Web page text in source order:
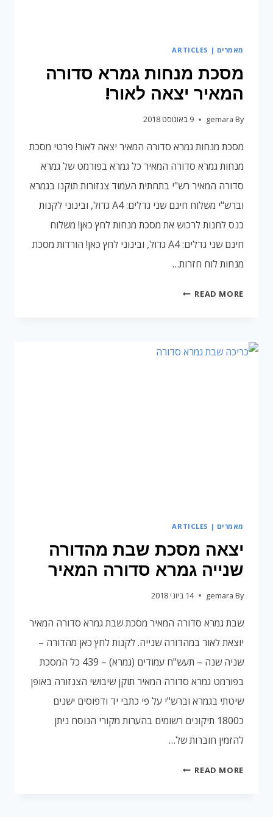
מאמרים | ARTICLES
מסכת מנחות גמרא סדורה
המאיר יצאה לאור!
By
gemara 9 באוגוסט 2018
מסכת מנחות גמרא סדורה המאיר יצאה לאור! פרטי מסכת
מנחות גמרא סדורה המאיר כל גמרא בפורמט של גמרא
סדורה המאיר רש"י בתחתית העמוד צנזורות תוקנו בגמרא
וברש"י משלוח חינם שני גדלים: A4 גדול, ובינוני לקנות
כנס לחנות לרכוש את מסכת מנחות לחץ כאן! משלוח
חינם שני גדלים: A4 גדול, ובינוני לחץ כאן! הורדות מסכת
מנחות לוח חזרות…
READ MOREמסכת
המאיר
מאמרים | ARTICLES
יצאה מסכת שבת מהדורה
שנייה גמרא סדורה המאיר
By
gemara 14 ביוני 2018
שבת גמרא סדורה המאיר מסכת שבת גמרא סדורה המאיר
יוצאת לאור במהדורה שנייה. לקנות לחץ כאן מהדורה –
שניה שנה – תעש"ח עמודים (גמרא) – 439 כל המסכת
בפורמט גמרא סדורה המאיר תוקן שיבושי הצנזורה באופן
שיטתי בגמרא וברש"י על פי כתבי יד ודפוסים ישנים
כ1800 תיקונים רשומים בהערות מקורי הנוסח ניתן
להזמין חוברות של…
READ MOREיצאה